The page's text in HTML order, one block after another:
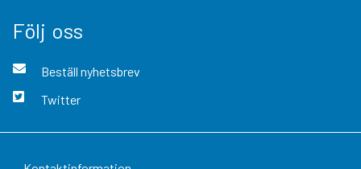
Följ oss
Beställ nyhetsbrev
Twitter